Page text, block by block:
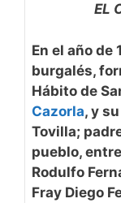
EL
En el año de
burgalés,
Hábito de
Cazorla, y
Tovilla;
pueblo,
Rodulfo
Fray Diego